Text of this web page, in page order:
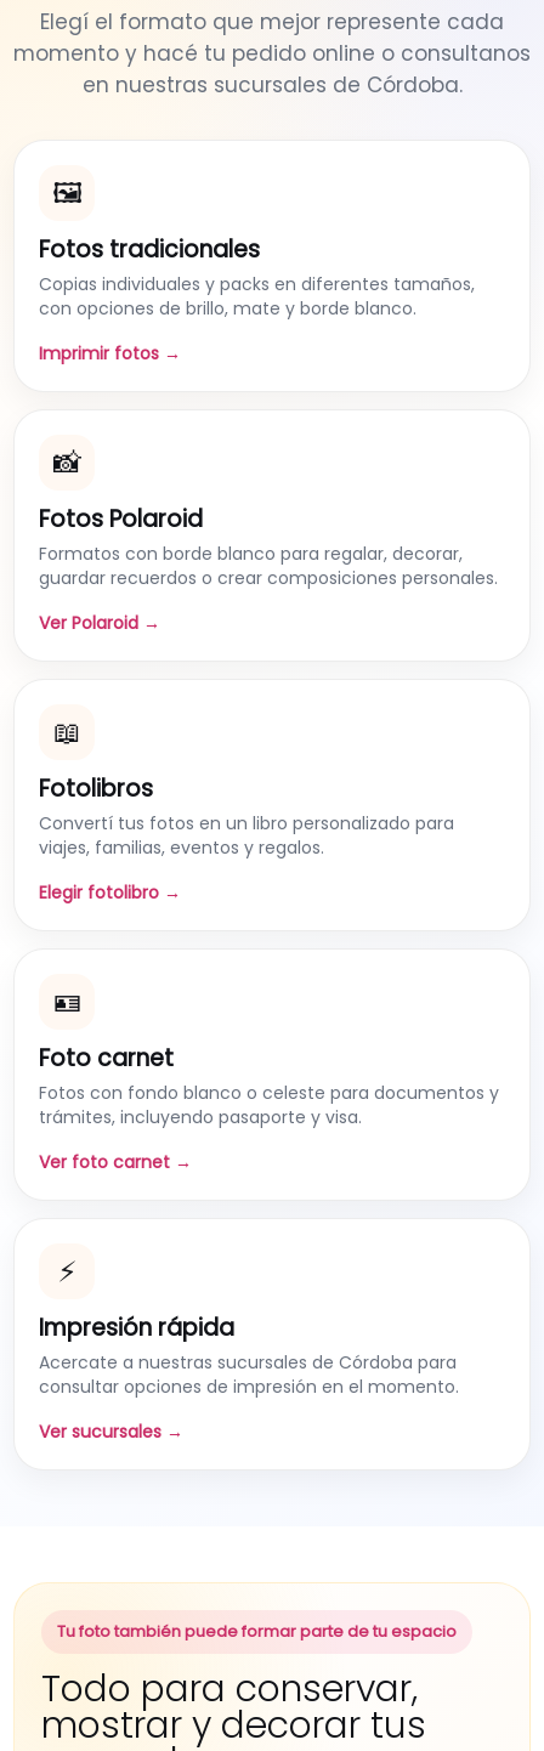
Elegí el formato que mejor represente cada
momento y hacé tu pedido online o consultanos
en nuestras sucursales de Córdoba.
🖼️
Fotos tradicionales
Copias individuales y packs en diferentes tamaños,
con opciones de brillo, mate y borde blanco.
Imprimir fotos →
📸
Fotos Polaroid
Formatos con borde blanco para regalar, decorar,
guardar recuerdos o crear composiciones personales.
Ver Polaroid →
📖
Fotolibros
Convertí tus fotos en un libro personalizado para
viajes, familias, eventos y regalos.
Elegir fotolibro →
🪪
Foto carnet
Fotos con fondo blanco o celeste para documentos y
trámites, incluyendo pasaporte y visa.
Ver foto carnet →
⚡
Impresión rápida
Acercate a nuestras sucursales de Córdoba para
consultar opciones de impresión en el momento.
Ver sucursales →
Tu foto también puede formar parte de tu espacio
Todo para conservar,
mostrar y decorar tus